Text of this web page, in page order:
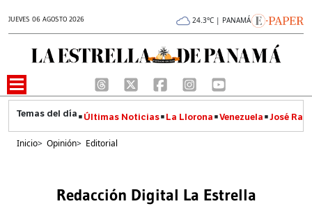
JUEVES 06 AGOSTO 2026 24.3°C | PANAMÁ
Últimas Noticias La Llorona Venezuela José
Inicio> Opinión> Editorial
Redacción Digital La Estrella